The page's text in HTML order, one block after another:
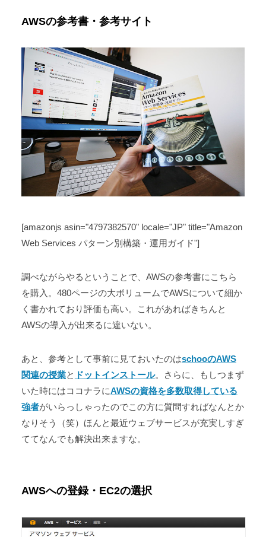
AWSの参考書・参考サイト
[amazonjs asin="4797382570" locale="JP" title="Amazon
Web Services パターン別構築・運用ガイド"]
調べながらやるということで、AWSの参考書にこちら
を購入。480ページの大ボリュームでAWSについて細か
く書かれており評価も高い。これがあればきちんと
AWSの導入が出来るに違いない。
あと、参考として事前に見ておいたのはschooのAWS
関連の授業と ドットインストール。さらに、もしつまず
いた時にはココナラにAWSの資格を多数取得している
強者がいらっしゃったのでこの方に質問すればなんとか
なりそう（笑）ほんと最近ウェブサービスが充実しすぎ
ててなんでも解決出来ますな。
AWSへの登録・EC2の選択